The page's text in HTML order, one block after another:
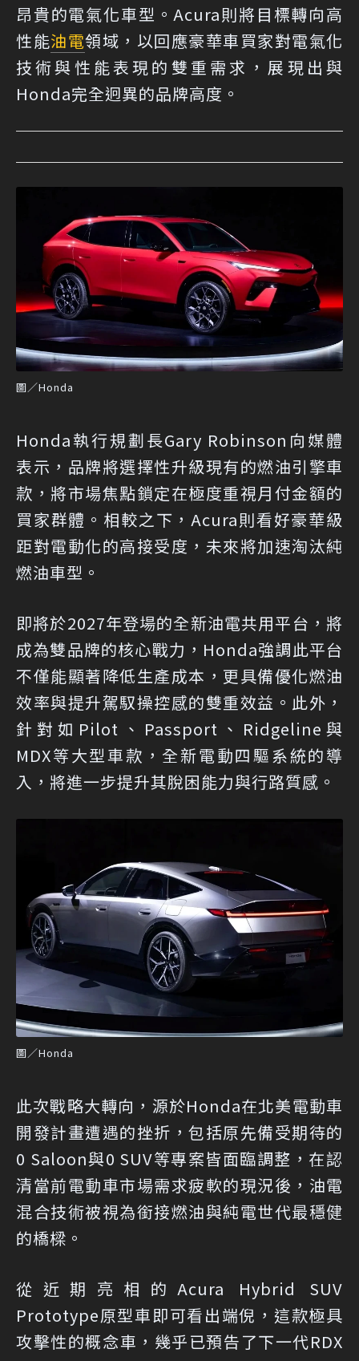
昂貴的電氣化車型。Acura則將目標轉向高
性能油電領域，以回應豪華車買家對電氣化
技術與性能表現的雙重需求，展現出與
Honda完全迥異的品牌高度。
圖／Honda
Honda執行規劃長Gary Robinson向媒體
表示，品牌將選擇性升級現有的燃油引擎車
款，將市場焦點鎖定在極度重視月付金額的
買家群體。相較之下，Acura則看好豪華級
距對電動化的高接受度，未來將加速淘汰純
燃油車型。
即將於2027年登場的全新油電共用平台，將
成為雙品牌的核心戰力，Honda強調此平台
不僅能顯著降低生產成本，更具備優化燃油
效率與提升駕馭操控感的雙重效益。此外，
針對如Pilot、Passport、Ridgeline與
MDX等大型車款，全新電動四驅系統的導
入，將進一步提升其脫困能力與行路質感。
圖／Honda
此次戰略大轉向，源於Honda在北美電動車
開發計畫遭遇的挫折，包括原先備受期待的
0 Saloon與0 SUV等專案皆面臨調整，在認
清當前電動車市場需求疲軟的現況後，油電
混合技術被視為銜接燃油與純電世代最穩健
的橋樑。
從近期亮相的Acura Hybrid SUV
Prototype原型車即可看出端倪，這款極具
攻擊性的概念車，幾乎已預告了下一代RDX